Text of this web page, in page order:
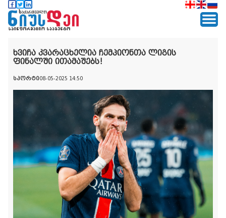
ხვიჩა კვარაცხელია ჩემპიონთა ლიგის
ფინალში ითამაშებს!
სპორტი08-05-2025 14:50